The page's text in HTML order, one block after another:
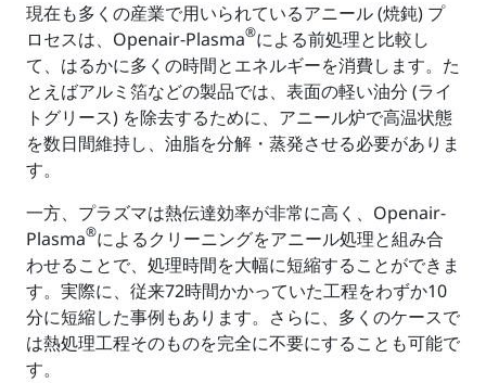
現在も多くの産業で用いられているアニール (焼鈍) プ
ロセスは、Openair-Plasma®による前処理と比較し
て、はるかに多くの時間とエネルギーを消費します。た
とえばアルミ箔などの製品では、表面の軽い油分 (ライ
トグリース) を除去するために、アニール炉で高温状態
を数日間維持し、油脂を分解・蒸発させる必要がありま
す。
一方、プラズマは熱伝達効率が非常に高く、Openair-
Plasma®によるクリーニングをアニール処理と組み合
わせることで、処理時間を大幅に短縮することができま
す。実際に、従来72時間かかっていた工程をわずか10
分に短縮した事例もあります。さらに、多くのケースで
は熱処理工程そのものを完全に不要にすることも可能で
す。